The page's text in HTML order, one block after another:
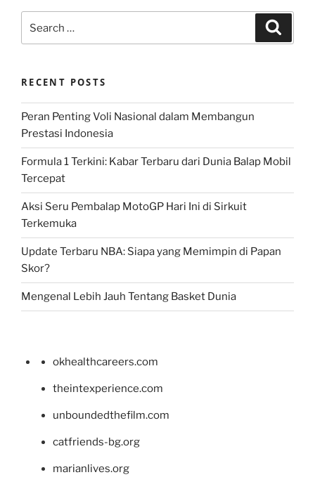
for:
RECENT POSTS
Peran Penting Voli Nasional dalam Membangun
Prestasi Indonesia
Formula 1 Terkini: Kabar Terbaru dari Dunia Balap Mobil
Tercepat
Aksi Seru Pembalap MotoGP Hari Ini di Sirkuit
Terkemuka
Update Terbaru NBA: Siapa yang Memimpin di Papan
Skor?
Mengenal Lebih Jauh Tentang Basket Dunia
okhealthcareers.com
theintexperience.com
unboundedthefilm.com
catfriends-bg.org
marianlives.org